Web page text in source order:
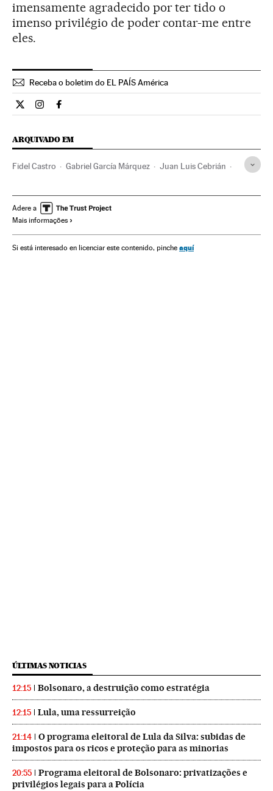
imensamente agradecido por ter tido o
imenso privilégio de poder contar-me entre
eles.
Receba o boletim do EL PAÍS América
Cultura El País Brasil en Twitter
Cultura El País Brasil en Instagram
Cultura El País Brasil en Facebook
ARQUIVADO EM
Fidel Castro Gabriel García Márquez Juan Luis Cebrián
Literatura Cultura Sociedade
América Latina
Adere a
Mais informações
Si está interesado en licenciar este contenido, pinche aquí
ÚLTIMAS NOTICIAS
12:15 Bolsonaro, a destruição como estratégia
12:15 Lula, uma ressurreição
21:14
O programa eleitoral de Lula da Silva: subidas de
impostos para os ricos e proteção para as minorias
20:55
Programa eleitoral de Bolsonaro: privatizações e
privilégios legais para a Polícia